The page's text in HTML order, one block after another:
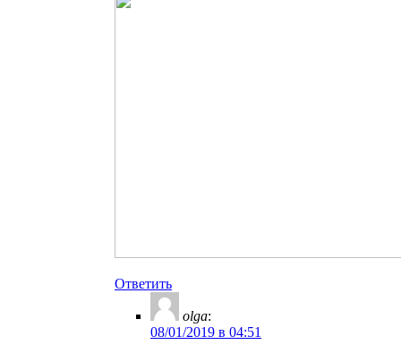
Ответить
olga:
08/01/2019 в 04:51